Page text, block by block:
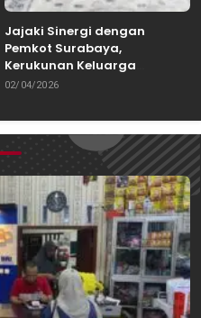
Jajaki Sinergi dengan
Pemkot Surabaya,
Kerukunan Keluarga
Kalimantan Dorong
02/04/2026